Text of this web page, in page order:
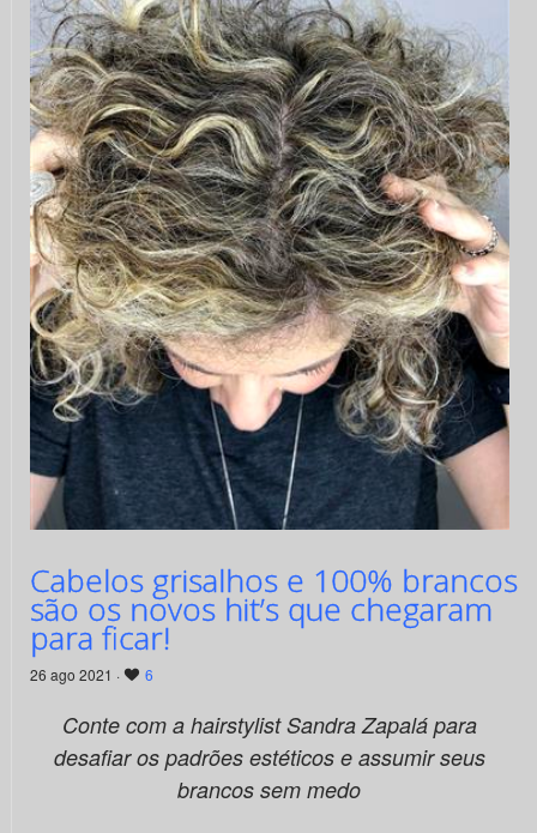
Cabelos grisalhos e 100% brancos
são os novos hit’s que chegaram
para ficar!
26 ago 2021 · 6
Conte com a hairstylist Sandra Zapalá para
desafiar os padrões estéticos e assumir seus
brancos sem medo